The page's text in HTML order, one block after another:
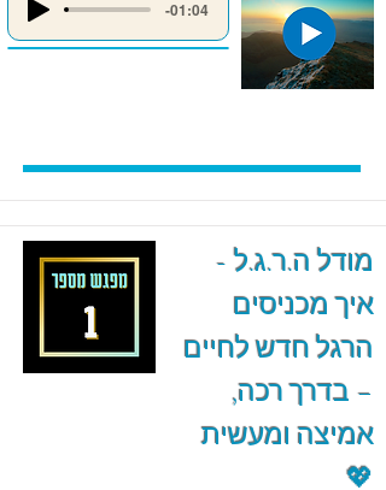
-01:04
מודל ה.ר.ג.ל -
איך מכניסים
הרגל חדש לחיים
– בדרך רכה,
אמיצה ומעשית
💖